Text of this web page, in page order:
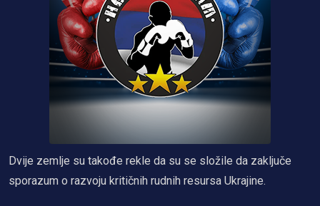
Dvije zemlje su takođe rekle da su se složile da zaključe
sporazum o razvoju kritičnih rudnih resursa Ukrajine.